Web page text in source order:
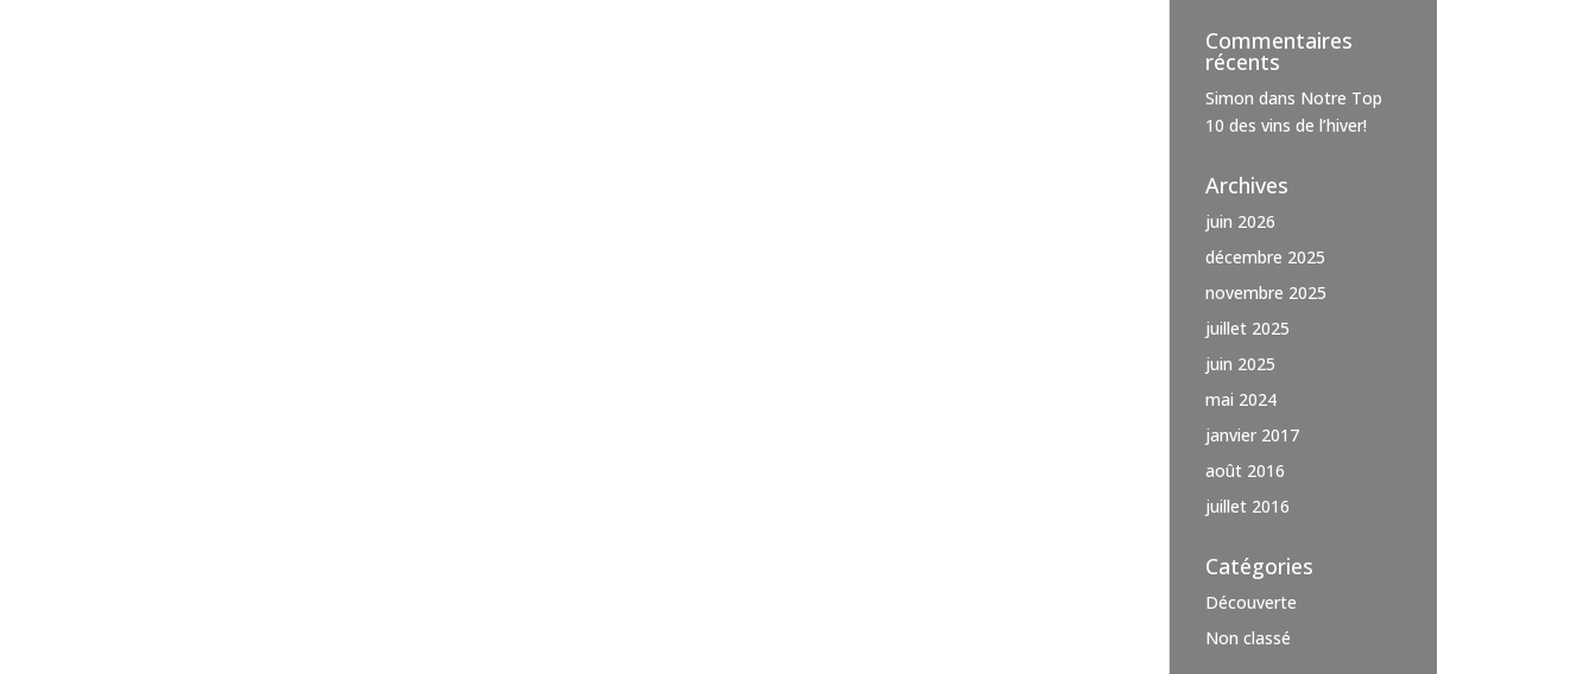
Commentaires
récents
Simon dans Notre Top
10 des vins de l’hiver!
Archives
juin 2026
décembre 2025
novembre 2025
juillet 2025
juin 2025
mai 2024
janvier 2017
août 2016
juillet 2016
Catégories
Découverte
Non classé